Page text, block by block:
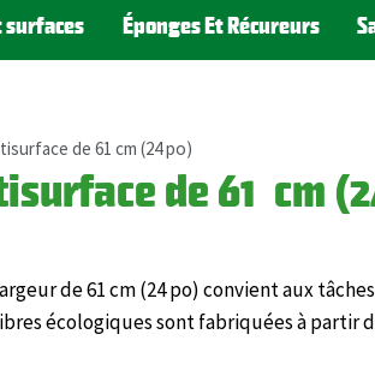
surfaces Éponges Et Récureurs
de 61 cm (24 po)
de 61 cm
de 61 cm (24 po) convient aux
écologiques sont fabriquées à partir